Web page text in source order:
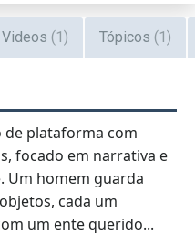
Videos (1) Tópicos (1)
de plataforma com
focado em narrativa e
Um homem guarda
cada um
um ente querido...